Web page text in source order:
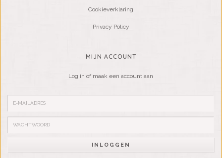
Cookieverklaring
Privacy Policy
MIJN ACCOUNT
Log in of maak een account aan
INLOGGEN